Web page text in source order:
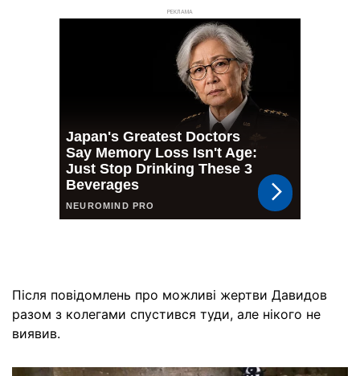
РЕКЛАМА
Після повідомлень про можливі жертви Давидов
разом з колегами спустився туди, але нікого не
виявив.